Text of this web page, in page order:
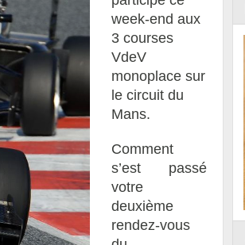
week-end aux
3 courses
VdeV
monoplace sur
le circuit du
Mans.
Comment
s’est passé
votre
deuxième
rendez-vous